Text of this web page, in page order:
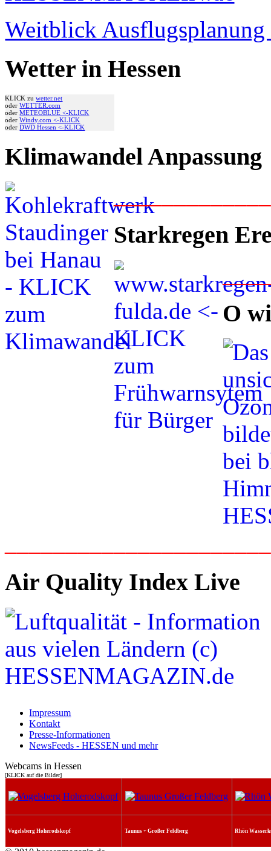
Weitblick
Wetter in Hessen
KLICK zuwetter.net
oderWETTER.com
oderMETEOBLUE <-KLICK
oderWindy.com <-KLICK
oderDWD Hessen <-KLICK
Klimawandel Anpassung
Starkregen
O
Air Quality Index Live
Impressum
Kontakt
Presse-Informationen
NewsFeeds - HESSEN und mehr
Webcams in Hessen
[KLICK auf die Bilder]
Vogelsberg Hoherodskopf Taunus + Großer Feldberg Rhön